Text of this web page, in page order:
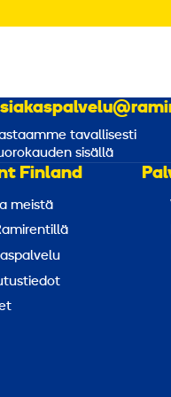
tavallisesti
sisällä
Finland
meistä